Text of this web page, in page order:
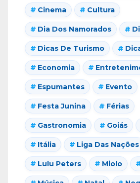
Cinema Cultura
Dia Dos Namorados
Dicas De Turismo
Economia
Espumantes Evento
Festa Junina Férias
Gastronomia Goiás
Itália Liga Das Nações
Lulu Peters Miolo